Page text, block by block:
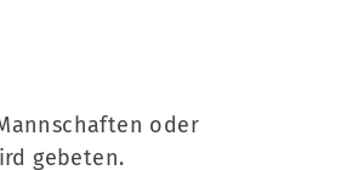
Service
oder
gebeten.